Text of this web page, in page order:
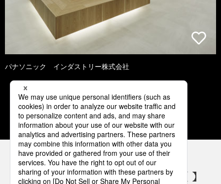
パナソニック インダストリー株式会社
1 2 3 4 5
パナソニックの電気設備 SNSアカウント